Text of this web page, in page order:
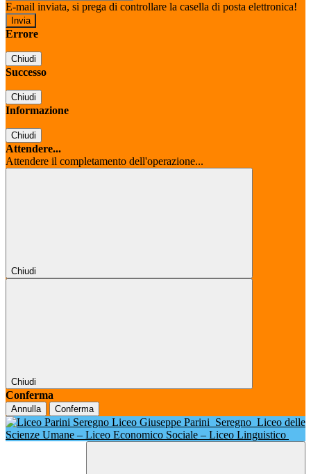
E-mail inviata, si prega di controllare la casella di posta elettronica!
Errore
Chiudi
Successo
Chiudi
Informazione
Chiudi
Attendere...
Attendere il completamento dell'operazione...
Chiudi
Chiudi
Conferma
Annulla Conferma
Liceo Giuseppe Parini Seregno Liceo delle
Scienze Umane – Liceo Economico Sociale – Liceo Linguistico